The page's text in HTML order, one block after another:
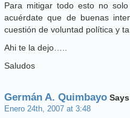
Para mitigar todo esto no
acuérdate que de buenas
cuestión de voluntad política y
Ahi te la dejo…..
Saludos
Germán A. Quimbayo
Enero 24th, 2007 at 3:48